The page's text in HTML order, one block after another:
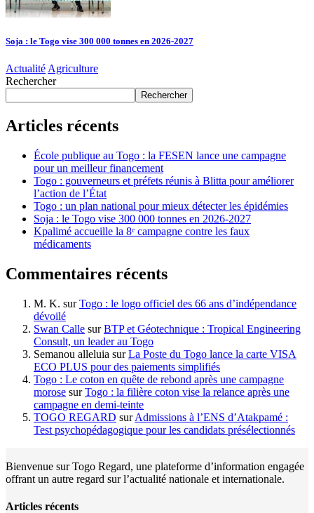
Soja : le Togo vise 300 000 tonnes en 2026-2027
Actualité Agriculture
Rechercher
Rechercher
Articles récents
École publique au Togo : la FESEN lance une campagne
pour un meilleur financement
Togo : gouverneurs et préfets réunis à Blitta pour améliorer
l’action de l’État
Togo : un plan national pour mieux détecter les épidémies
Soja : le Togo vise 300 000 tonnes en 2026-2027
Kpalimé accueille la 8ᵉ campagne contre les faux
médicaments
Commentaires récents
M. K. surTogo : le logo officiel des 66 ans d’indépendance
dévoilé
Swan Calle surBTP et Géotechnique : Tropical Engineering
Consult, un leader au Togo
Semanou alleluia surLa Poste du Togo lance la carte VISA
ECO PLUS pour des paiements simplifiés
Togo : Le coton en quête de rebond après une campagne
morose surTogo : la filière coton vise la relance après une
campagne en demi-teinte
TOGO REGARD surAdmissions à l’ENS d’Atakpamé :
Test psychopédagogique pour les candidats présélectionnés
Bienvenue sur Togo Regard, une plateforme d’information engagée
offrant un autre regard sur l’actualité nationale et internationale.
Articles récents